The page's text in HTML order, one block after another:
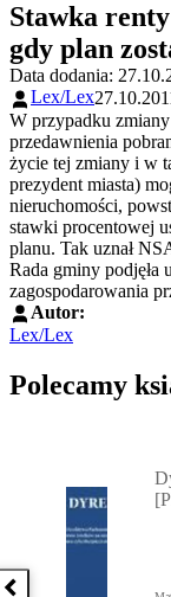
Stawka
gdy plan
Data dodania:
Lex/Lex
W przypadku
przedawnienia
życie tej zmiany i w
prezydent miasta)
nieruchomości,
stawki procentowej
planu. Tak uznał
Rada gminy podjęła
zagospodarowania
Autor:
Lex/Lex
Polecamy